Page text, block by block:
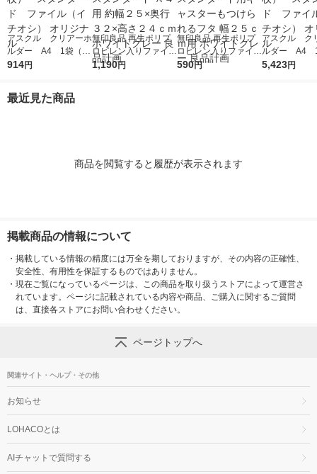
アスクル クリアーホ
ルダー A4 1袋（10
0枚） スタンダー
914円
無印良品 再生ポリプ
ロピレン入りファイル
ボックススタンダード
1,190円
無印良品 再生ポリプ
ロピレン入りファイル
ボックススタンダード
590円
アスクル ク
ルダー A4
0枚） スタ
5,423円
最近見た商品
商品を閲覧すると履歴が表示されます
掲載商品の情報について
・ 掲載している情報の精度には万全を期しておりますが、その内容の正確性、
安全性、有用性を保証するものではありません。
・ 現在ご覧になっているページは、この商品を取り扱うストアによって運営さ
れています。ページに記載されている内容や商品、ご購入に関するご質問
は、直接各ストアにお問い合わせください。
ページトップへ
関連サイト・ヘルプ・その他
お知らせ
LOHACOとは
AIチャットで質問する